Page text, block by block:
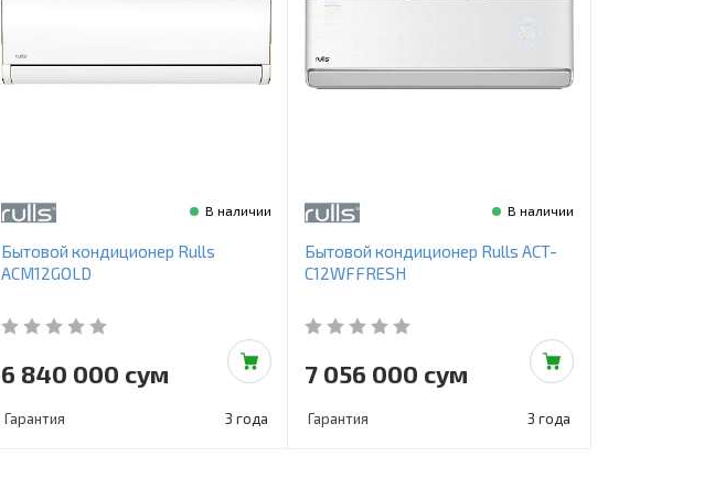
В наличии
Бытовой кондиционер Rulls
ACM12GOLD
6 840 000 сум
Гарантия 3 года
В наличии
Бытовой кондиционер Rulls ACT-
C12WFFRESH
7 056 000 сум
Гарантия 3 года